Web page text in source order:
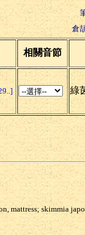
倉
相關音節
綠
mattress; skimmia